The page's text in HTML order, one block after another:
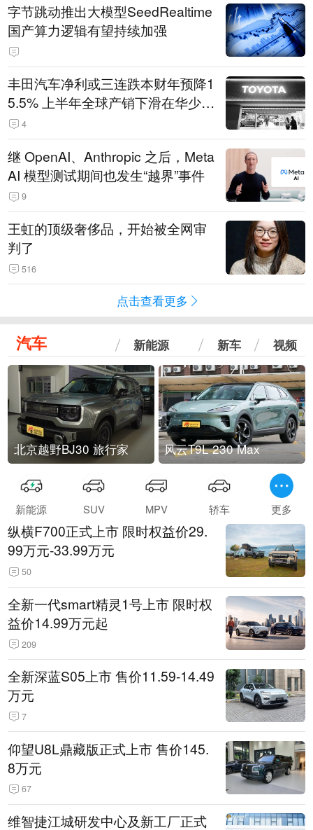
字节跳动推出大模型SeedRealtime
国产算力逻辑有望持续加强
丰田汽车净利或三连跌本财年预降1
5.5% 上半年全球产销下滑在华少卖
14.3万辆
4
继 OpenAI、Anthropic 之后，Meta
AI 模型测试期间也发生“越界”事件
9
王虹的顶级奢侈品，开始被全网审
判了
516
点击查看更多
汽车 新能源 新车 视频
北京越野BJ30 旅行家 风云T9L 230 Max
新能源 SUV MPV 轿车 更多
纵横F700正式上市 限时权益价29.
99万元-33.99万元
50
全新一代smart精灵1号上市 限时权
益价14.99万元起
209
全新深蓝S05上市 售价11.59-14.49
万元
7
仰望U8L鼎藏版正式上市 售价145.
8万元
67
维智捷江城研发中心及新工厂正式